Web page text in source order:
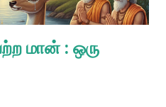
மான் : ஒரு